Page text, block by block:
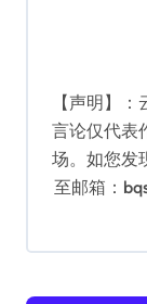
【声明】
言论仅代表
场。如您发
至邮箱：